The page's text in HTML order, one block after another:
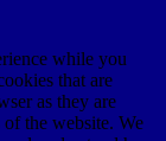
while you
that are
as they are
the website. We